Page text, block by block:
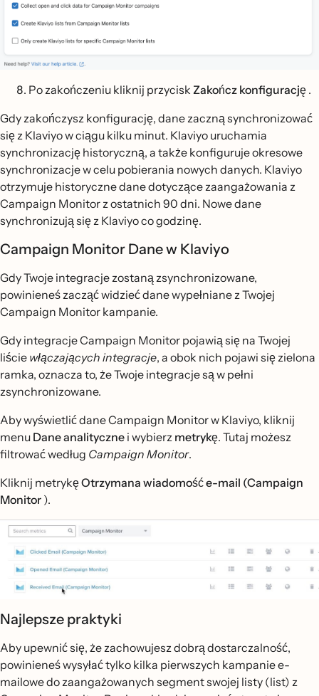
Po zakończeniu kliknij przycisk Zakończ konfigurację .
Gdy zakończysz konfigurację, dane zaczną synchronizować
się z Klaviyo w ciągu kilku minut. Klaviyo uruchamia
synchronizację historyczną, a także konfiguruje okresowe
synchronizacje w celu pobierania nowych danych. Klaviyo
otrzymuje historyczne dane dotyczące zaangażowania z
Campaign Monitor z ostatnich 90 dni. Nowe dane
synchronizują się z Klaviyo co godzinę.
Campaign Monitor Dane w Klaviyo
Gdy Twoje integracje zostaną zsynchronizowane,
powinieneś zacząć widzieć dane wypełniane z Twojej
Campaign Monitor kampanie.
Gdy integracje Campaign Monitor pojawią się na Twojej
liście włączających integracje, a obok nich pojawi się zielona
ramka, oznacza to, że Twoje integracje są w pełni
zsynchronizowane.
Aby wyświetlić dane Campaign Monitor w Klaviyo, kliknij
menu Dane analityczne i wybierz metrykę. Tutaj możesz
filtrować według Campaign Monitor.
Kliknij metrykęOtrzymana wiadomość e-mail (Campaign
Monitor ).
Najlepsze praktyki
Aby upewnić się, że zachowujesz dobrą dostarczalność,
powinieneś wysyłać tylko kilka pierwszych kampanie e-
mailowe do zaangażowanych segment swojej listy (list) z